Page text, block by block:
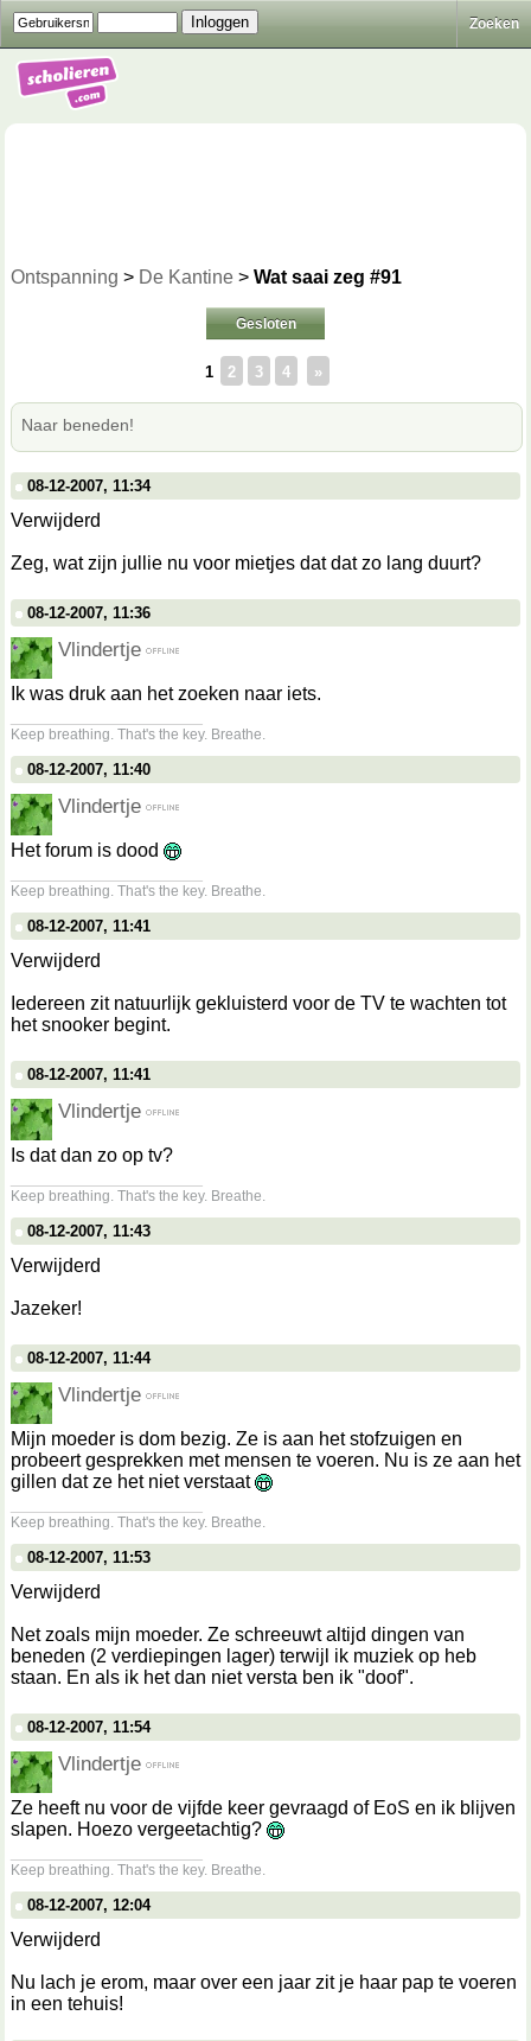
Zoeken
Ontspanning > De Kantine > Wat saai zeg #91
Gesloten
1 2 3 4 »
Naar beneden!
08-12-2007, 11:34
Verwijderd
Zeg, wat zijn jullie nu voor mietjes dat dat zo lang duurt?
08-12-2007, 11:36
Vlindertje
Ik was druk aan het zoeken naar iets.
Keep breathing. That's the key. Breathe.
08-12-2007, 11:40
Vlindertje
Het forum is dood
Keep breathing. That's the key. Breathe.
08-12-2007, 11:41
Verwijderd
Iedereen zit natuurlijk gekluisterd voor de TV te wachten tot
het snooker begint.
08-12-2007, 11:41
Vlindertje
Is dat dan zo op tv?
Keep breathing. That's the key. Breathe.
08-12-2007, 11:43
Verwijderd
Jazeker!
08-12-2007, 11:44
Vlindertje
Mijn moeder is dom bezig. Ze is aan het stofzuigen en
probeert gesprekken met mensen te voeren. Nu is ze aan het
gillen dat ze het niet verstaat
Keep breathing. That's the key. Breathe.
08-12-2007, 11:53
Verwijderd
Net zoals mijn moeder. Ze schreeuwt altijd dingen van
beneden (2 verdiepingen lager) terwijl ik muziek op heb
staan. En als ik het dan niet versta ben ik "doof".
08-12-2007, 11:54
Vlindertje
Ze heeft nu voor de vijfde keer gevraagd of EoS en ik blijven
slapen. Hoezo vergeetachtig?
Keep breathing. That's the key. Breathe.
08-12-2007, 12:04
Verwijderd
Nu lach je erom, maar over een jaar zit je haar pap te voeren
in een tehuis!